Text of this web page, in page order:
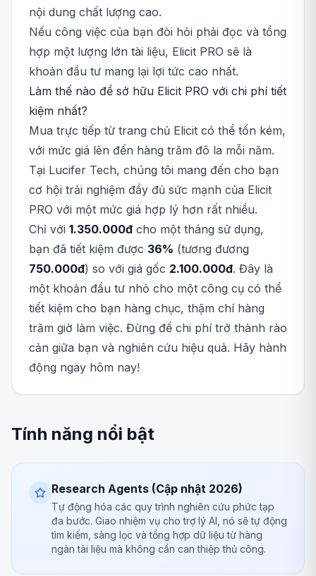
nội dung chất lượng cao.
Nếu công việc của bạn đòi hỏi phải đọc và tổng
hợp một lượng lớn tài liệu, Elicit PRO sẽ là
khoản đầu tư mang lại lợi tức cao nhất.
Làm thế nào để sở hữu Elicit PRO với chi phí tiết
kiệm nhất?
Mua trực tiếp từ trang chủ Elicit có thể tốn kém,
với mức giá lên đến hàng trăm đô la mỗi năm.
Tại Lucifer Tech, chúng tôi mang đến cho bạn
cơ hội trải nghiệm đầy đủ sức mạnh của Elicit
PRO với một mức giá hợp lý hơn rất nhiều.
Chỉ với 1.350.000đ cho một tháng sử dụng,
bạn đã tiết kiệm được 36% (tương đương
750.000đ) so với giá gốc 2.100.000đ. Đây là
một khoản đầu tư nhỏ cho một công cụ có thể
tiết kiệm cho bạn hàng chục, thậm chí hàng
trăm giờ làm việc. Đừng để chi phí trở thành rào
cản giữa bạn và nghiên cứu hiệu quả. Hãy hành
động ngay hôm nay!
Tính năng nổi bật
Research Agents (Cập nhật 2026)
Tự động hóa các quy trình nghiên cứu phức tạp
đa bước. Giao nhiệm vụ cho trợ lý AI, nó sẽ tự động
tìm kiếm, sàng lọc và tổng hợp dữ liệu từ hàng
ngàn tài liệu mà không cần can thiệp thủ công.